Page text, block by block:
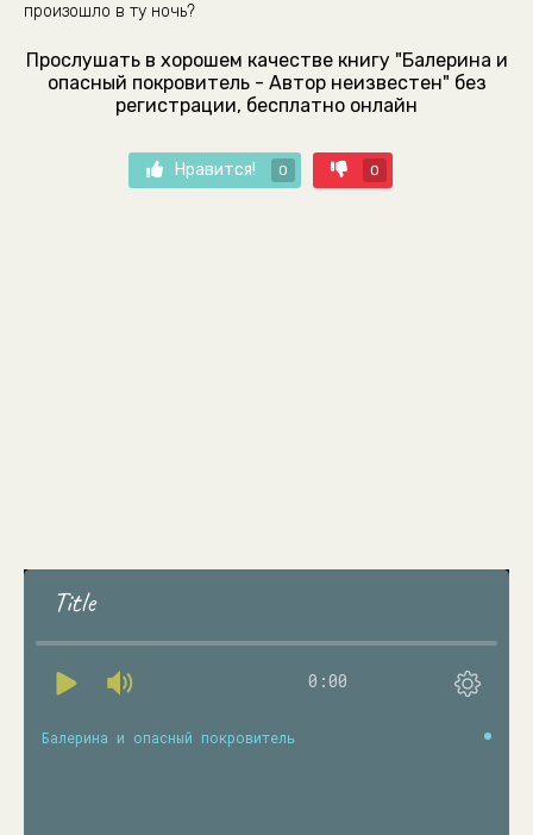
произошло в ту ночь?
Прослушать в хорошем качестве книгу "Балерина и
опасный покровитель - Автор неизвестен" без
регистрации, бесплатно онлайн
Нравится! 0 0
Title
0:00
Балерина и опасный покровитель